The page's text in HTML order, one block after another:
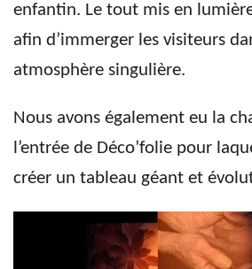
enfantin. Le tout mis en
afin d’immerger les visiteurs
atmosphère singulière.
Nous avons également eu la
l’entrée de Déco’folie pour
créer un tableau géant et